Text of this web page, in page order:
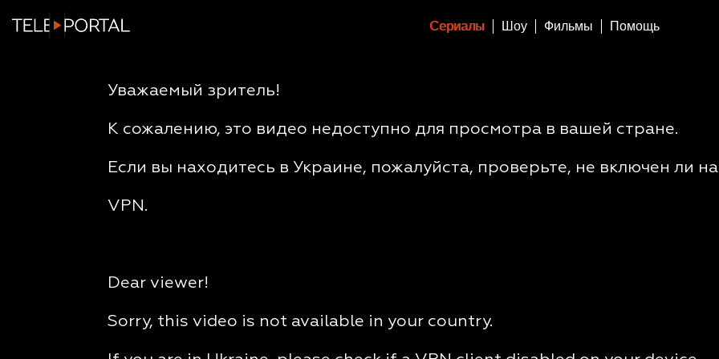
Сериалы Шоу Фильмы Помощь